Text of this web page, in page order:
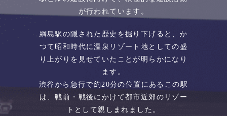
が行われています。
綱島駅の隠された歴史を掘り下げると、か
つて昭和時代に温泉リゾート地としての盛
り上がりを見せていたことが明らかになり
ます。
渋谷から急行で約20分の位置にあるこの駅
は、戦前・戦後にかけて都市近郊のリゾー
トとして親しまれました。